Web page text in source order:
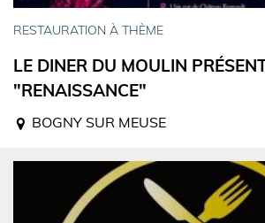
RESTAURATION À THÈME
LE DINER DU MOULIN
"RENAISSANCE"
BOGNY SUR MEUSE